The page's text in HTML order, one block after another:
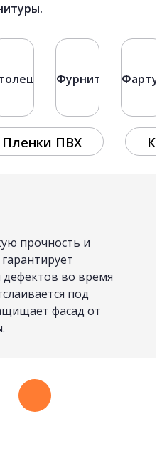
стоимость
стоимость
Фурнитура
Пленки ПВХ
прочность и
во время
под
фасад от